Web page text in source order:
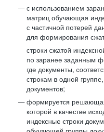
с использованием
матриц обучающая
с частичной потерей
для формирования
строки сжатой
по заранее заданным
где документы,
строкам в одной
документов;
формируется
которой в качестве
индексные строки